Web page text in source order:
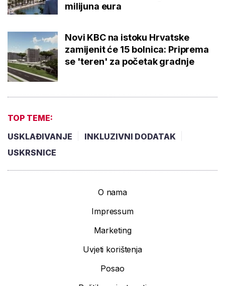
milijuna eura
Novi KBC na istoku Hrvatske
zamijenit će 15 bolnica: Priprema
se 'teren' za početak gradnje
TOP TEME:
USKLAĐIVANJE
INKLUZIVNI DODATAK
USKRSNICE
O nama
Impressum
Marketing
Uvjeti korištenja
Posao